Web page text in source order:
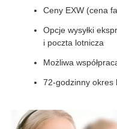
Ceny EXW (cena
Opcje wysyłki
i poczta lotnicza
Możliwa
72-godzinny okres